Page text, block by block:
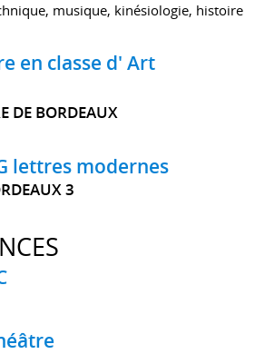
musique, kinésiologie, histoire
en classe d' Art
DE BORDEAUX
lettres modernes
3